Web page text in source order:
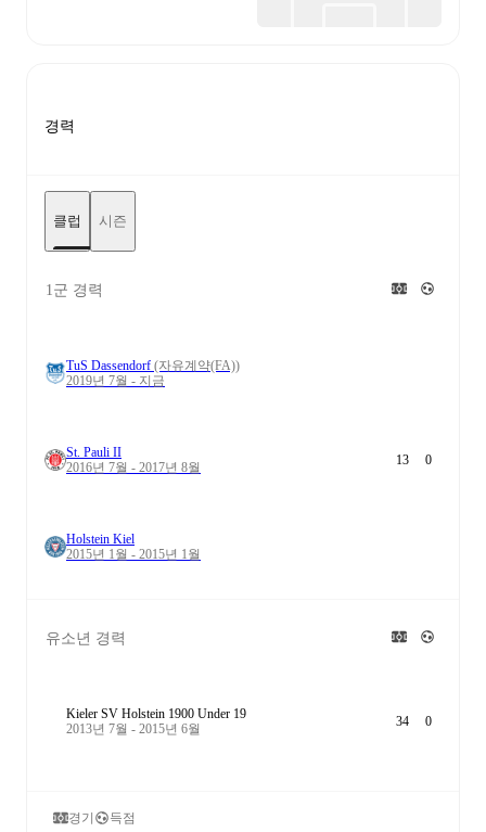
경력
클럽 시즌
1군 경력
TuS Dassendorf (자유계약(FA))
2019년 7월 - 지금
St. Pauli II
2016년 7월 - 2017년 8월
13 0
Holstein Kiel
2015년 1월 - 2015년 1월
유소년 경력
Kieler SV Holstein 1900 Under 19
2013년 7월 - 2015년 6월
34 0
경기 득점